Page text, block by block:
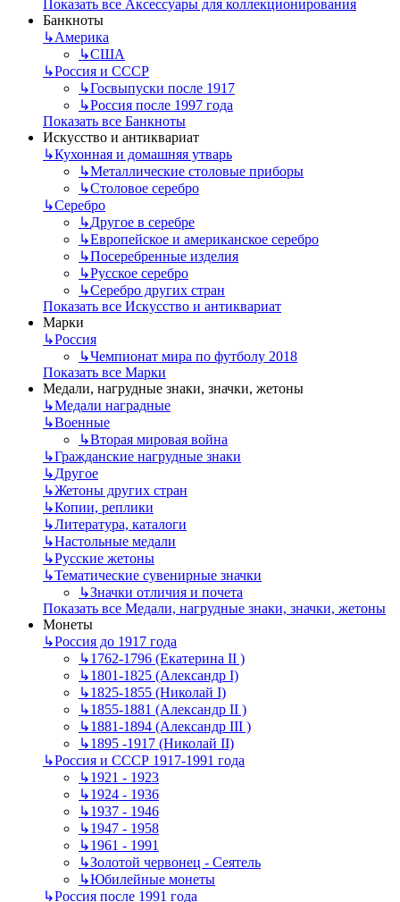
Показать все Аксессуары для коллекционирования
Банкноты
↳Америка
↳США
↳Россия и СССР
↳Госвыпуски после 1917
↳Россия после 1997 года
Показать все Банкноты
Искусство и антиквариат
↳Кухонная и домашняя утварь
↳Металлические столовые приборы
↳Столовое серебро
↳Серебро
↳Другое в серебре
↳Европейское и американское серебро
↳Посеребренные изделия
↳Русское серебро
↳Серебро других стран
Показать все Искусство и антиквариат
Марки
↳Россия
↳Чемпионат мира по футболу 2018
Показать все Марки
Медали, нагрудные знаки, значки, жетоны
↳Mедали наградные
↳Военные
↳Вторая мировая война
↳Гражданские нагрудные знаки
↳Другое
↳Жетоны других стран
↳Копии, реплики
↳Литература, каталоги
↳Настольные медали
↳Русские жетоны
↳Тематические сувенирные значки
↳Значки отличия и почета
Показать все Медали, нагрудные знаки, значки, жетоны
Монеты
↳Россия до 1917 года
↳1762-1796 (Екатерина II )
↳1801-1825 (Александр I)
↳1825-1855 (Николай I)
↳1855-1881 (Александр II )
↳1881-1894 (Александр III )
↳1895 -1917 (Николай II)
↳Россия и СССР 1917-1991 года
↳1921 - 1923
↳1924 - 1936
↳1937 - 1946
↳1947 - 1958
↳1961 - 1991
↳Золотой червонец - Сеятель
↳Юбилейные монеты
↳Россия после 1991 года